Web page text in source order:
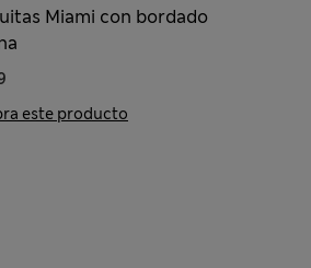
Miami con bordado
este producto